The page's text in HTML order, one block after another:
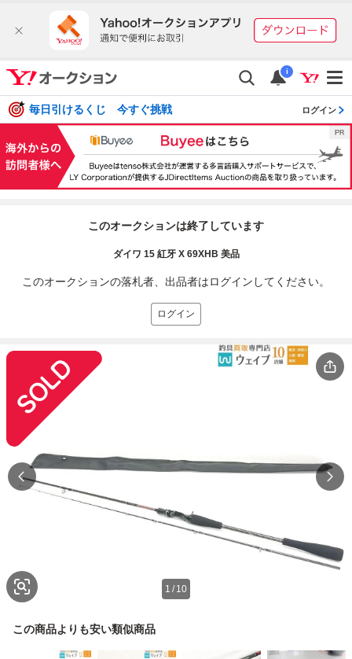
i
毎日引けるくじ 今すぐ挑戦 ログイン
このオークションは終了しています
ダイワ 15 紅牙 X 69XHB 美品
このオークションの落札者、出品者はログインしてください。
ログイン
1 / 10
この商品よりも安い類似商品